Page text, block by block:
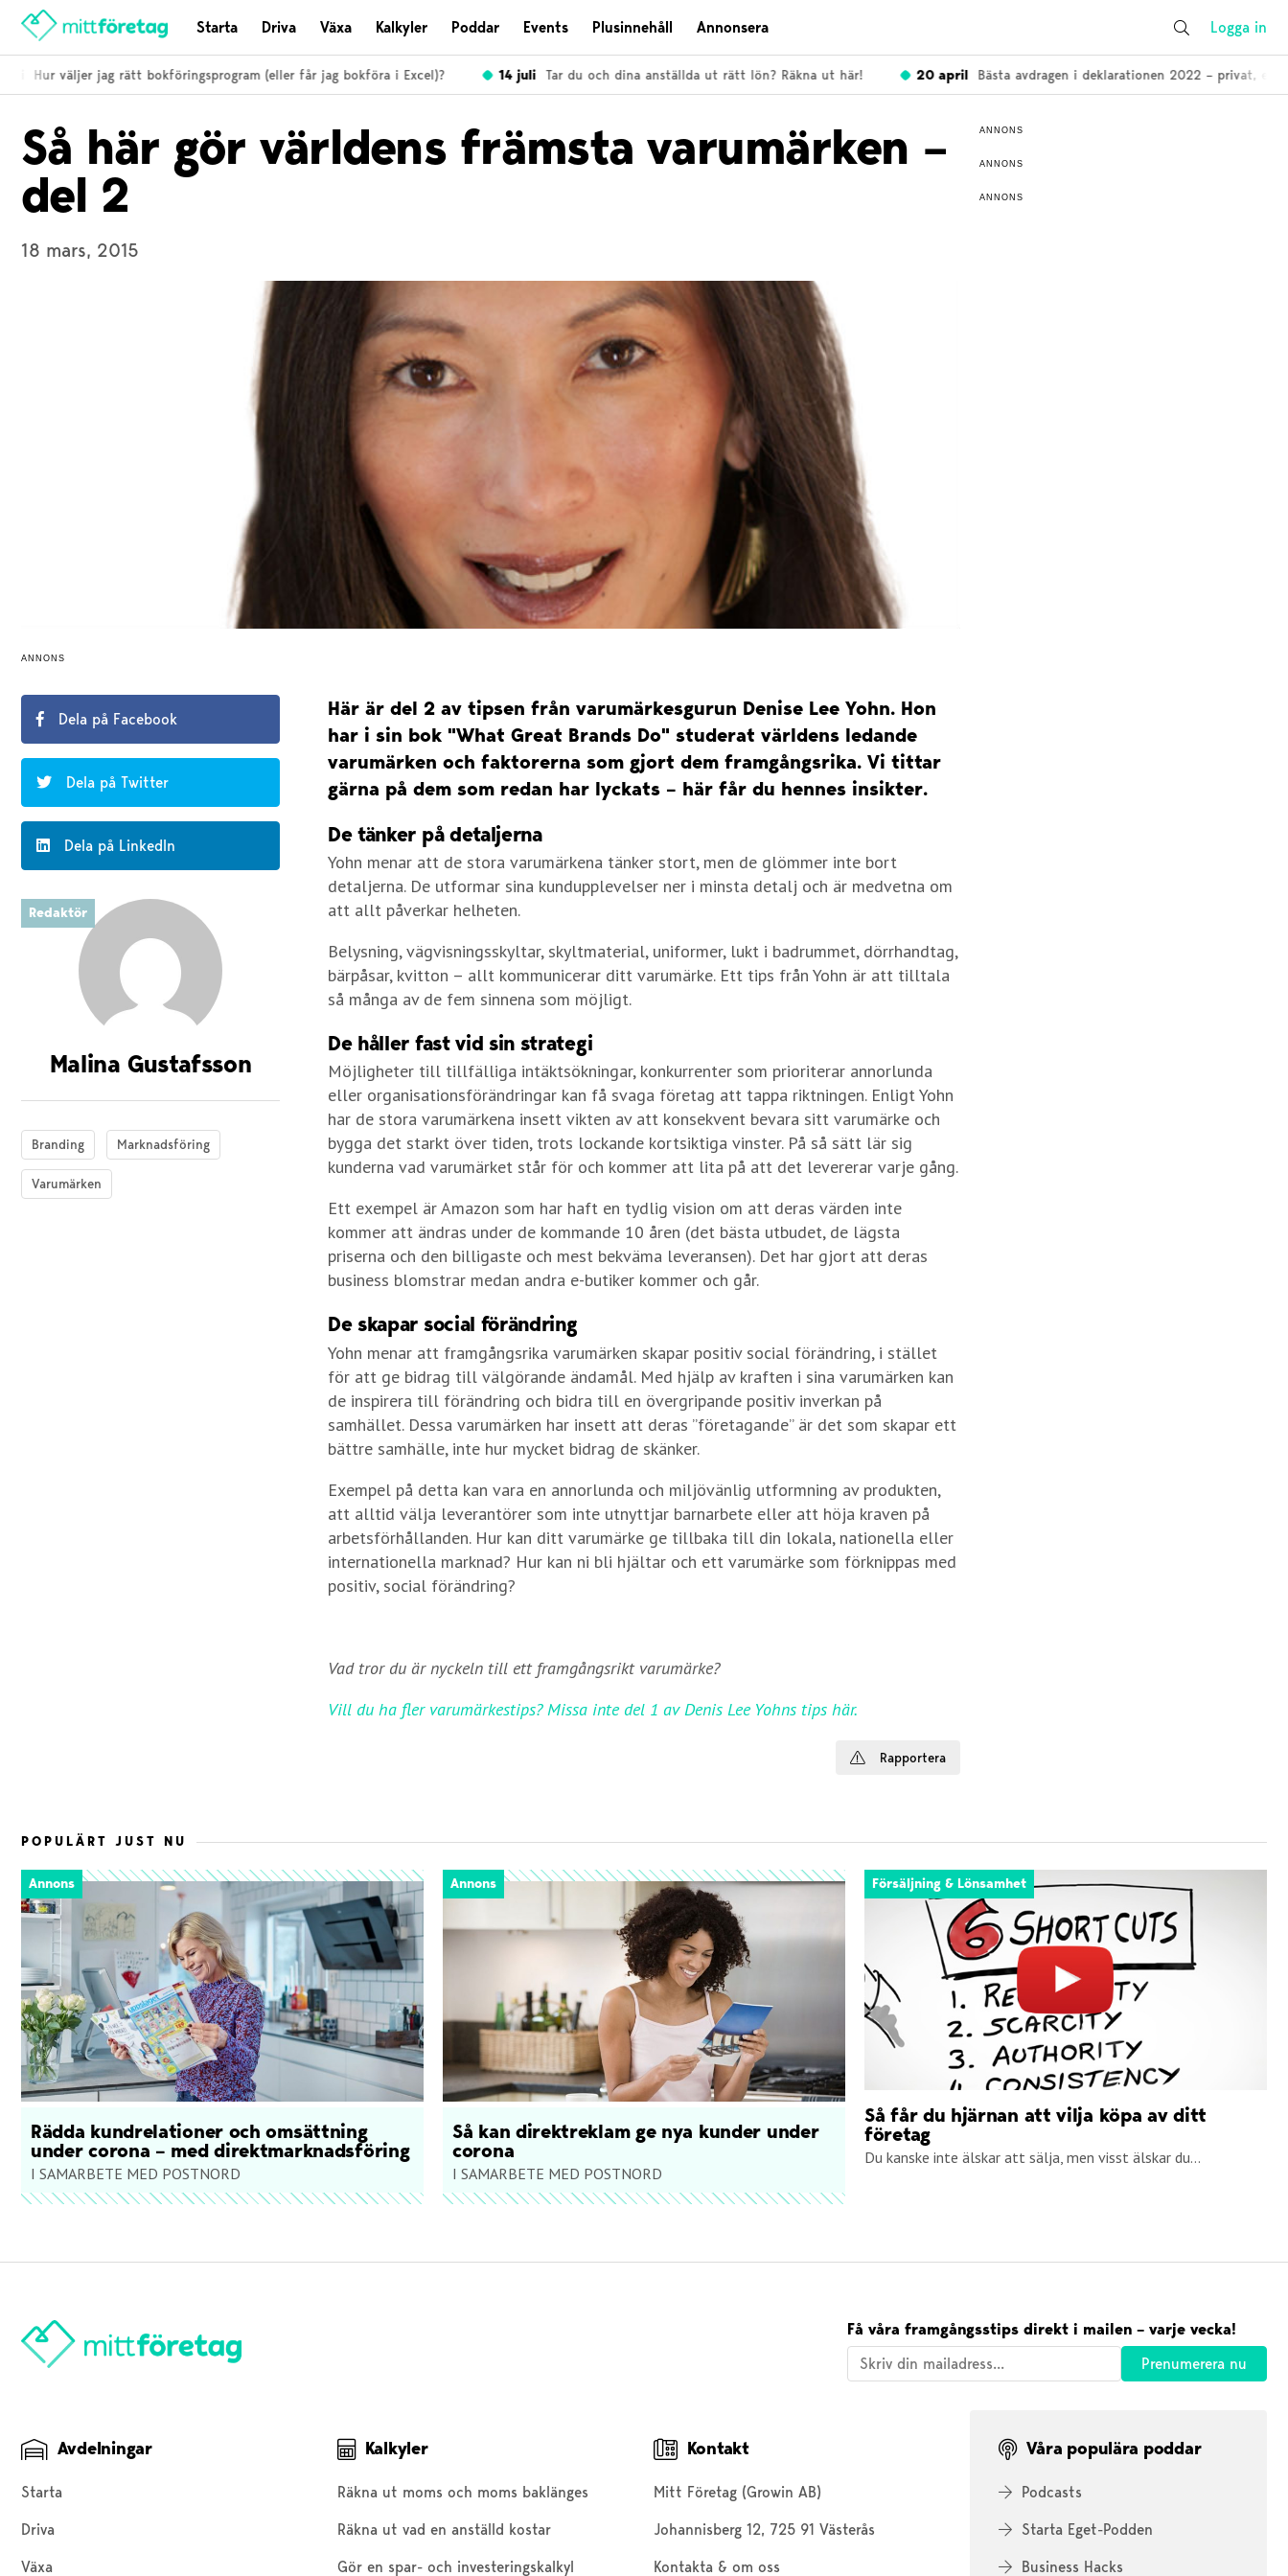
Starta Driva Växa Kalkyler Poddar Events Plusinnehåll Annonsera Logga in
Hur väljer jag rätt bokföringsprogram (eller får jag bokföra i Excel)? 14 juli Tar du och dina anställda ut rätt lön? Räkna ut här! 20 april Bästa avdragen i deklarationen 2022 – privat,
Så här gör världens främsta varumärken –
del 2
18 mars, 2015
ANNONS
Dela på Facebook
Dela på Twitter
Dela på LinkedIn
Redaktör
Malina Gustafsson
Branding Marknadsföring
Varumärken
Här är del 2 av tipsen från varumärkesgurun Denise Lee Yohn. Hon
har i sin bok "What Great Brands Do" studerat världens ledande
varumärken och faktorerna som gjort dem framgångsrika. Vi tittar
gärna på dem som redan har lyckats – här får du hennes insikter.
De tänker på detaljerna
Yohn menar att de stora varumärkena tänker stort, men de glömmer inte bort
detaljerna. De utformar sina kundupplevelser ner i minsta detalj och är medvetna om
att allt påverkar helheten.
Belysning, vägvisningsskyltar, skyltmaterial, uniformer, lukt i badrummet, dörrhandtag,
bärpåsar, kvitton – allt kommunicerar ditt varumärke. Ett tips från Yohn är att tilltala
så många av de fem sinnena som möjligt.
De håller fast vid sin strategi
Möjligheter till tillfälliga intäktsökningar, konkurrenter som prioriterar annorlunda
eller organisationsförändringar kan få svaga företag att tappa riktningen. Enligt Yohn
har de stora varumärkena insett vikten av att konsekvent bevara sitt varumärke och
bygga det starkt över tiden, trots lockande kortsiktiga vinster. På så sätt lär sig
kunderna vad varumärket står för och kommer att lita på att det levererar varje gång.
Ett exempel är Amazon som har haft en tydlig vision om att deras värden inte
kommer att ändras under de kommande 10 åren (det bästa utbudet, de lägsta
priserna och den billigaste och mest bekväma leveransen). Det har gjort att deras
business blomstrar medan andra e-butiker kommer och går.
De skapar social förändring
Yohn menar att framgångsrika varumärken skapar positiv social förändring, i stället
för att ge bidrag till välgörande ändamål. Med hjälp av kraften i sina varumärken kan
de inspirera till förändring och bidra till en övergripande positiv inverkan på
samhället. Dessa varumärken har insett att deras ”företagande” är det som skapar ett
bättre samhälle, inte hur mycket bidrag de skänker.
Exempel på detta kan vara en annorlunda och miljövänlig utformning av produkten,
att alltid välja leverantörer som inte utnyttjar barnarbete eller att höja kraven på
arbetsförhållanden. Hur kan ditt varumärke ge tillbaka till din lokala, nationella eller
internationella marknad? Hur kan ni bli hjältar och ett varumärke som förknippas med
positiv, social förändring?
Vad tror du är nyckeln till ett framgångsrikt varumärke?
Vill du ha fler varumärkestips? Missa inte del 1 av Denis Lee Yohns tips här.
Rapportera
ANNONS
ANNONS
ANNONS
POPULÄRT JUST NU
Annons
Rädda kundrelationer och omsättning
under corona – med direktmarknadsföring
I SAMARBETE MED POSTNORD
Annons
Så kan direktreklam ge nya kunder under
corona
I SAMARBETE MED POSTNORD
Försäljning & Lönsamhet
Så får du hjärnan att vilja köpa av ditt
företag
Du kanske inte älskar att sälja, men visst älskar du...
Få våra framgångsstips direkt i mailen – varje vecka!
Avdelningar
Starta
Driva
Växa
Kalkyler
Räkna ut moms och moms baklänges
Räkna ut vad en anställd kostar
Gör en spar- och investeringskalkyl
Kontakt
Mitt Företag (Growin AB)
Johannisberg 12, 725 91 Västerås
Kontakta & om oss
Våra populära poddar
Podcasts
Starta Eget-Podden
Business Hacks